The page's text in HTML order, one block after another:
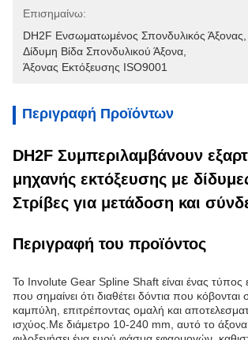
Επισημαίνω:
DH2F Ενσωματωμένος Σπονδυλικός Άξονας
Δίδυμη Βίδα Σπονδυλικού Άξονα
Άξονας Εκτόξευσης ISO9001
Περιγραφή Προϊόντων
DH2F Συμπεριλαμβάνουν
μηχανής εκτόξευσης με
Στρίβες για μετάδοση και
Περιγραφή του προϊόντος
Το Involute Gear Spline Shaft είναι ένας τύπος
που σημαίνει ότι διαθέτει δόντια που κόβονται
καμπύλη, επιτρέποντας ομαλή και
ισχύος.Με διάμετρο 10-240 mm, αυτό το